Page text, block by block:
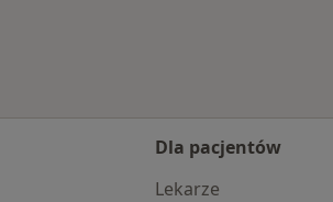
Dla pacjentów
Lekarze